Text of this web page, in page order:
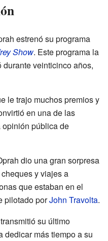
estrenó su programa
Show. Este programa la
durante veinticinco años,
le trajo muchos premios y
en una de las
pública de
dio una gran sorpresa
y viajes a
que estaban en el
pilotado porJohn Travolta.
su último
dedicar más tiempo a su